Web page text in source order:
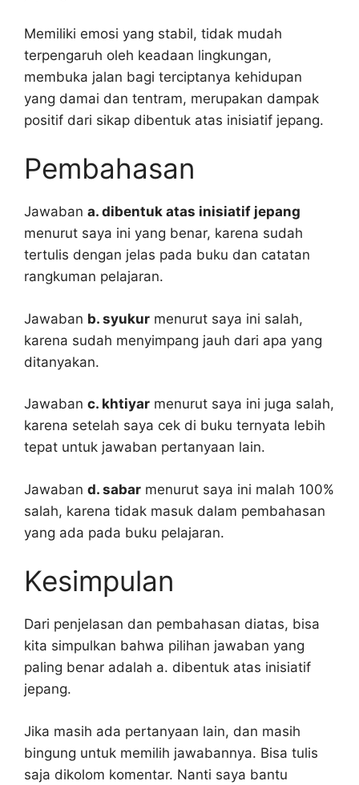
Memiliki emosi yang stabil, tidak mudah
terpengaruh oleh keadaan lingkungan,
membuka jalan bagi terciptanya kehidupan
yang damai dan tentram, merupakan dampak
positif dari sikap dibentuk atas inisiatif jepang.
Pembahasan
Jawaban a. dibentuk atas inisiatif jepang
menurut saya ini yang benar, karena sudah
tertulis dengan jelas pada buku dan catatan
rangkuman pelajaran.
Jawaban b. syukur menurut saya ini salah,
karena sudah menyimpang jauh dari apa yang
ditanyakan.
Jawaban c. khtiyar menurut saya ini juga salah,
karena setelah saya cek di buku ternyata lebih
tepat untuk jawaban pertanyaan lain.
Jawaban d. sabar menurut saya ini malah 100%
salah, karena tidak masuk dalam pembahasan
yang ada pada buku pelajaran.
Kesimpulan
Dari penjelasan dan pembahasan diatas, bisa
kita simpulkan bahwa pilihan jawaban yang
paling benar adalah a. dibentuk atas inisiatif
jepang.
Jika masih ada pertanyaan lain, dan masih
bingung untuk memilih jawabannya. Bisa tulis
saja dikolom komentar. Nanti saya bantu